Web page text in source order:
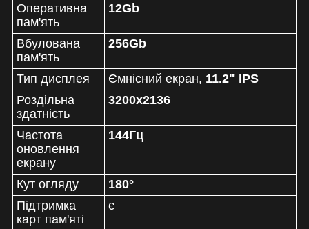
Оперативна
пам'ять
12Gb
Вбулована
пам'ять
256Gb
Тип дисплея Ємнісний екран, 11.2" IPS
Роздільна
здатність
3200x2136
Частота
оновлення
екрану
144Гц
Кут огляду
180°
Підтримка
карт пам'яті
є